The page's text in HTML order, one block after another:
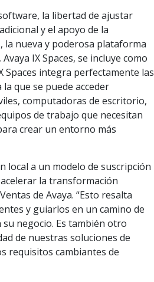
la libertad de ajustar
y el apoyo de la
la nueva y poderosa plataforma
IX Spaces, se incluye como
Spaces integra perfectamente las
que se puede acceder
computadoras de escritorio,
de trabajo que necesitan
crear un entorno más
local a un modelo de suscripción
la transformación
de Avaya. “Esto resalta
y guiarlos en un camino de
negocio. Es también otro
de nuestras soluciones de
requisitos cambiantes de